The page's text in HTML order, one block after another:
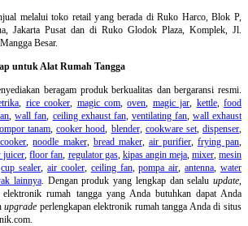
melalui toko retail yang berada di Ruko Harco, Blok P,
Jakarta Pusat dan di Ruko Glodok Plaza, Komplek, Jl.
Besar.
untuk Alat Rumah Tangga
beragam produk berkualitas dan bergaransi resmi.
, rice cooker, magic com,oven, magic jar, kettle,food
,wall fan, ceiling exhaust fan, ventilating fan, wall exhaust
tanam,cooker hood, blender, cookware set,dispenser,
,noodle maker, bread maker, air purifier, frying pan,
juicer,floor fan, regulator gas, kipas angin meja, mixer,mesin
cup sealer,air cooler, ceiling fan,pompa air,antenna,water
lainnya. Dengan produk yang lengkap dan selalu update,
elektronik rumah tangga yang Anda butuhkan dapat Anda
upgrade perlengkapan elektronik rumah tangga Anda di situs